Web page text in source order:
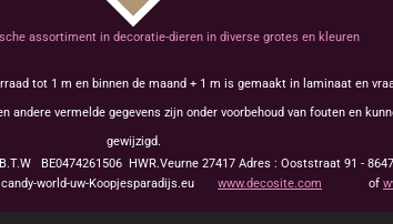
assortiment in decoratie-dieren in diverse grotes en kleuren
tot 1 m en binnen de maand + 1 m is gemaakt in laminaat en
vermelde gegevens zijn onder voorbehoud van fouten en
gewijzigd.
B.T.W BE0474261506 HWR.Veurne 27417 Adres : Ooststraat 91 -
world-uw-Koopjesparadijs.eu www.decosite.com of
artisanale touche